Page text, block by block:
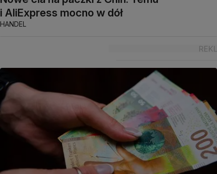
i AliExpress mocno w dół
HANDEL